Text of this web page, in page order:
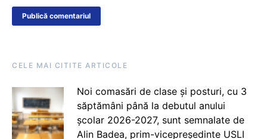
CELE MAI CITITE ARTICOLE
Noi comasări de clase și posturi, cu 3
săptămâni până la debutul anului
școlar 2026-2027, sunt semnalate de
Alin Badea, prim-vicepreședinte USLI